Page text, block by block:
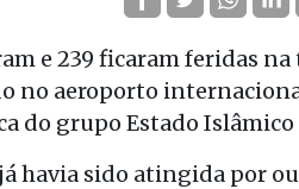
e 239 ficaram feridas na
no aeroporto
do grupo Estado Islâmico
havia sido atingida por